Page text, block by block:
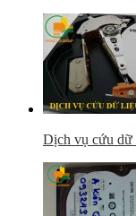
Dịch vụ cứu dữ